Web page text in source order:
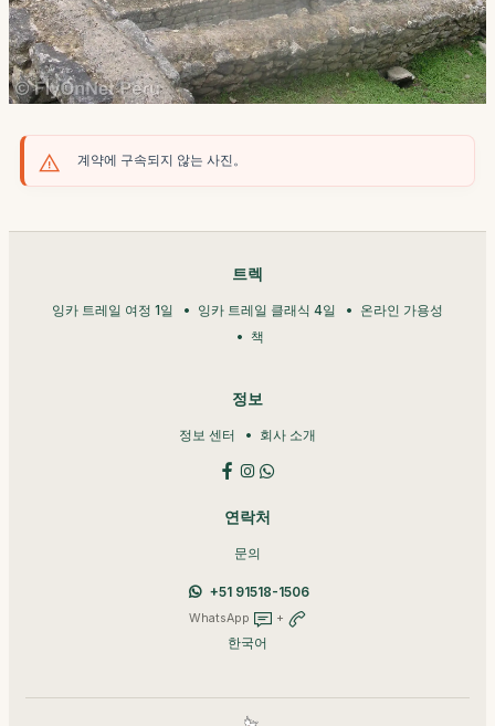
계약에 구속되지 않는 사진。
트렉
잉카 트레일 여정 1일 잉카 트레일 클래식 4일
온라인 가용성
책
정보
정보 센터 회사 소개
연락처
문의
+51 91518-1506
WhatsApp +
한국어